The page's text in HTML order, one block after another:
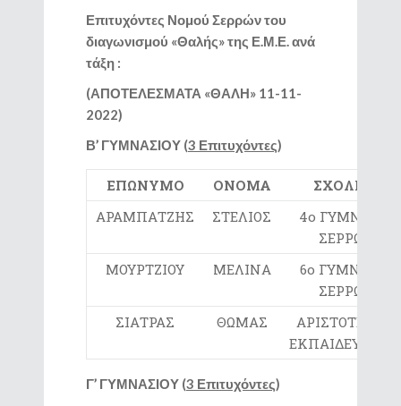
Επιτυχόντες Νομού Σερρών του
διαγωνισμού «Θαλής» της Ε.Μ.Ε. ανά
τάξη :
(ΑΠΟΤΕΛΕΣΜΑΤΑ «ΘΑΛΗ» 11-11-
2022)
Β’ ΓΥΜΝΑΣΙΟΥ (3 Επιτυχόντες)
ΕΠΩΝΥΜΟ ΟΝΟΜΑ
ΣΧΟΛΕΙΟ
ΑΡΑΜΠΑΤΖΗΣ
ΣΤΕΛΙΟΣ
4ο ΓΥΜΝΑΣΙΟ
ΣΕΡΡΩΝ
ΜΟΥΡΤΖΙΟΥ
ΜΕΛΙΝΑ
6ο ΓΥΜΝΑΣΙΟ
ΣΕΡΡΩΝ
ΣΙΑΤΡΑΣ
ΘΩΜΑΣ
ΑΡΙΣΤΟΤΕΛΕΙΟ
Γ’ ΓΥΜΝΑΣΙΟΥ (3 Επιτυχόντες)